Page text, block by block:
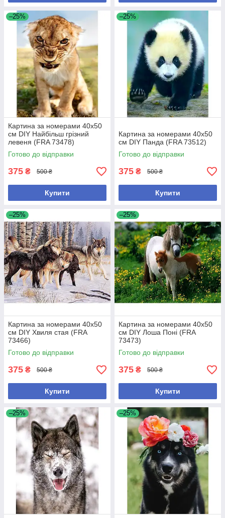
–25%
Картина за номерами 40x50
см DIY Найбільш грізний
левеня (FRA 73478)
Готово до відправки
375 ₴ 500 ₴
Купити
–25%
Картина за номерами 40x50
см DIY Панда (FRA 73512)
Готово до відправки
375 ₴ 500 ₴
Купити
–25%
Картина за номерами 40x50
см DIY Хвиля стая (FRA
73466)
Готово до відправки
375 ₴ 500 ₴
Купити
–25%
Картина за номерами 40x50
см DIY Лоша Поні (FRA
73473)
Готово до відправки
375 ₴ 500 ₴
Купити
–25% –25%